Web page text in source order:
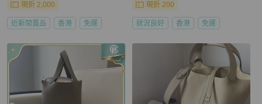
現折 2,000
近新閒置品 香港 免運
現折 200
狀況良好 香港 免運